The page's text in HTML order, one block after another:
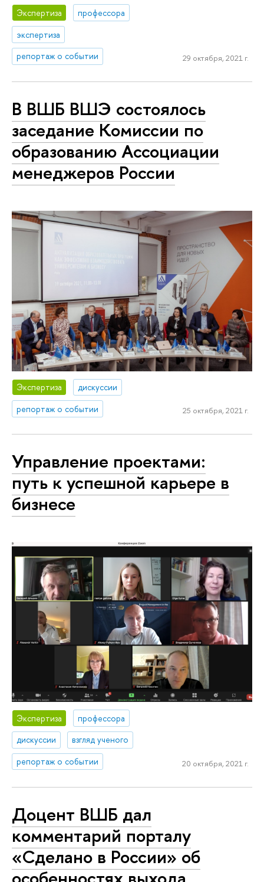
Экспертиза
профессора
экспертиза
репортаж о событии
29 октября, 2021 г.
В ВШБ ВШЭ состоялось
заседание Комиссии по
образованию Ассоциации
менеджеров России
Экспертиза
дискуссии
репортаж о событии
25 октября, 2021 г.
Управление проектами:
путь к успешной карьере в
бизнесе
Экспертиза
профессора
дискуссии
взгляд ученого
репортаж о событии
20 октября, 2021 г.
Доцент ВШБ дал
комментарий порталу
«Сделано в России» об